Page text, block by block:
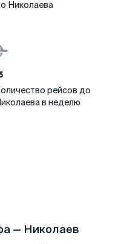
Николаева
рейсов до
в неделю
— Николаев